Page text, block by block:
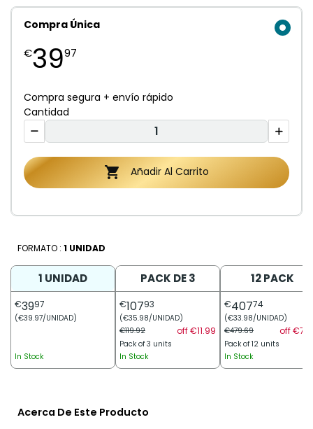
Compra Única
€3997
Compra segura + envío rápido
Cantidad
 Añadir Al Carrito
FORMATO : 1 UNIDAD
1 UNIDAD
€3997
(€39.97/UNIDAD)
In Stock
PACK DE 3
€10793
(€35.98/UNIDAD)
€119.92
off €11.99
Pack of 3 units
In Stock
12 PACK
€40774
(€33.98/UNIDAD)
€479.69
off
Pack of 12 units
In Stock
Acerca De Este Producto